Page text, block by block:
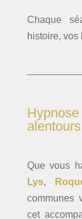
Chaque
histoire, vos
alentours
Que vous
Lys,
communes
cet